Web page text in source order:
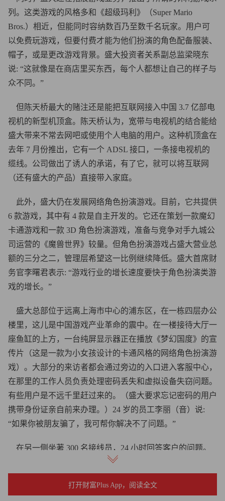
列。这类游戏的风格多和《超级玛利》（Super Mario
Bros.）相近，但能同时容纳数百乃至数千名玩家。用户可
以免费玩游戏，但要付费才能为他们扮演的角色配备服装、
帽子，或是更改游戏背景。盛大投资者关系副总监梁晓东
说: “这就像是在商店里买东西，每个人都想让自己的样子与
众不同。”
但陈天桥最大的赌注还是能把互联网接入中国 3.7 亿部电
视机的新型机顶盒。陈天桥认为，宽带与电视机的结合能给
盛大带来不常去网吧或使用个人电脑的用户。这种机顶盒在
去年 7 月份推出，它有一个 ADSL 接口，一条接电视机的
缆线。公司做出了诱人的承诺，有了它，就可以将互联网
（还有盛大的产品）直接带入家庭。
此外，盛大仍在发展网络角色扮演游戏。目前，它共提供
6 款游戏，其中有 4 款是自主开发的。它还在策划一款魔幻
卡通游戏和一款 3D 角色扮演游戏，准备与竞争对手九城公
司运营的《魔兽世界》较量。但角色扮演游戏占盛大营业总
额的三分之二，管理层希望这一比例继续降低。盛大首席财
务官李曙君表示: “游戏行业的增长速度要快于角色扮演类游
戏的增长。”
盛大总部位于远离上海市中心的浦东区，在一栋四层办公
楼里，这儿是中国游戏产业革命的震中。在一楼接待大厅一
座鱼缸的上方，一台纯屏显示器正在播放《梦幻国度》的宣
传片（这是一款为小女孩设计的卡通风格的网络角色扮演游
戏）。大部分的来访者都会通过旁边的入口进入客服中心，
在那里的工作人员负责处理密码丢失和虚拟设备失窃问题。
有些用户是不远千里赶过来的。（盛大要求忘记密码的用户
携带身份证亲自前来办理。）24 岁的员工李丽（音）说:
“如果你被朋友骗了，我可帮你解决不了问题。”
在另一侧坐著 300 名接线员，24 小时回答客户的问题。
陈天桥认为，他们是行业发展的见证人。他说: “网络游戏不
是产品，而是服务。在我们开始赚钱的第一个月，就投资建
立了呼叫中心。”在另一个房间，技术人员正在实时监控登
打开财富Plus App，阅读全文